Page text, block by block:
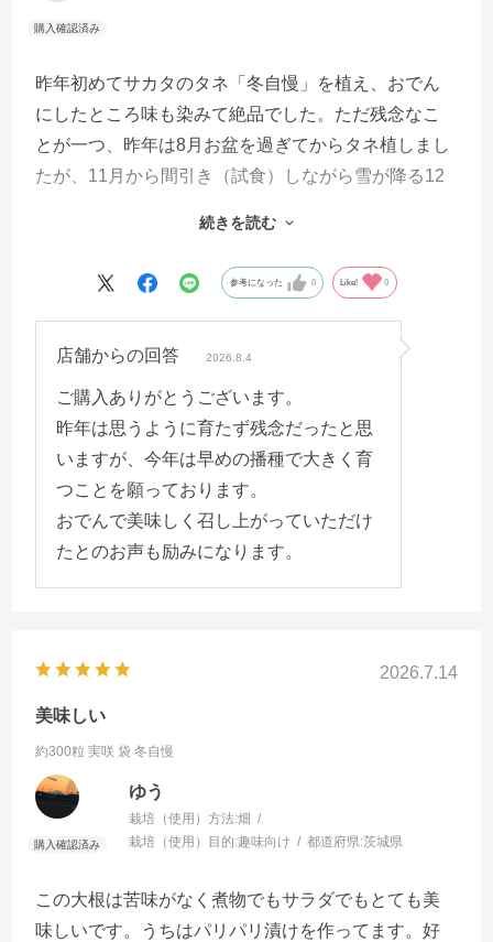
昨年初めてサカタのタネ「冬自慢」を植え、おでん
にしたところ味も染みて絶品でした。ただ残念なこ
とが一つ、昨年は8月お盆を過ぎてからタネ植しまし
たが、11月から間引き（試食）しながら雪が降る12
でした。今年は20日ぐらい早く植えようと思ってい
続きを読む
参考になった 0 Like! 0
店舗からの回答 2026.8.4
ご購入ありがとうございます。
昨年は思うように育たず残念だったと思
いますが、今年は早めの播種で大きく育
つことを願っております。
おでんで美味しく召し上がっていただけ
たとのお声も励みになります。
2026.7.14
美味しい
約300粒 実咲 袋 冬自慢
ゆう
栽培（使用）方法:畑
栽培（使用）目的:趣味向け 都道府県:茨城県
この大根は苦味がなく煮物でもサラダでもとても美
味しいです。うちはパリパリ漬けを作ってます。好